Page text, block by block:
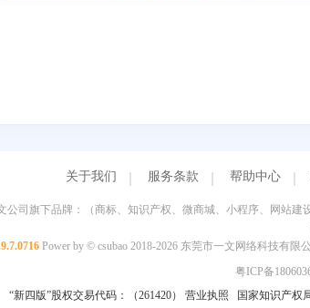
关于我们 服务条款 帮助中心
公司旗下品牌：（商标、知识产权、微商城、小程序、网站
Power by © csubao 2018-2026 东莞市一文网络科技有
粤ICP备
“新四版”股权交易代码：（261420）
营业执照 国家知识产权